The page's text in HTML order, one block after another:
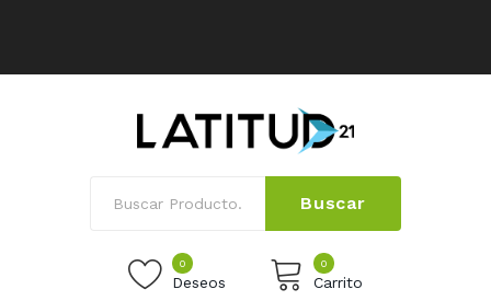
Buscar
0
Deseos
0
Carrito